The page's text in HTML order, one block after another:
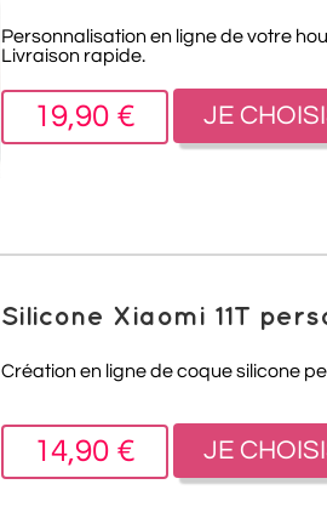
Personnalisation en ligne de votre
Livraison rapide.
19,90 € JE
Silicone Xiaomi 11T
Création en ligne de coque silicone
14,90 € JE